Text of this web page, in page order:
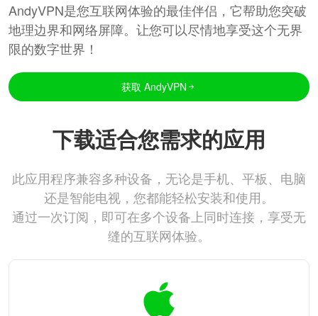
AndyVPN是您互联网体验的最佳伴侣，它帮助您突破
地理边界和网络屏障。让您可以尽情地享受这个无界
限的数字世界！
获取 AndyVPN
下载适合您需求的应用
此应用程序兼容多种设备，无论是手机、平板、电脑
还是智能电视，您都能轻松安装和使用。
通过一次订阅，即可在多个设备上同时连接，享受无
缝的互联网体验。